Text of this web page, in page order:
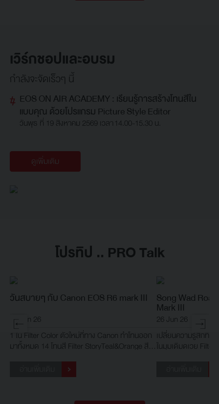
เวิร์กชอปและอบรม
กำลังจะจัดเร็วๆ นี้
EOS ON AIR ACADEMY : เรียนรู้การสร้างโทนสีใน
แบบคุณ ด้วยโปรแกรม Picture Style Editor
วันพุธ ที่ 19 สิงหาคม 2569 เวลา 14.00-15.30 น.
ดูเพิ่มเติม
โปรทิป .. PRO Talk
วันสบายๆ กับ Canon EOS R6 mark III
29 Jun 26
1 ใน Filter Color ตัวใหม่ที่ทาง Canon ทำโทนออก
มาทั้งหมด 14 โทนสี Filter StoryTeal&Orange สี
Song Wad
Mark III
26 Jun 26
เปลี่ยนความรู้สึกที่แ
ในมุมเดิมดเวย